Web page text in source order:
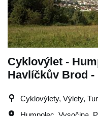
Cyklovýlet -
Havlíčkův Brod -
Cyklovýlety, Výlety,